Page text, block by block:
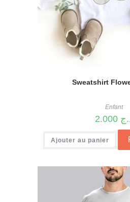
Sweatshirt
Enfant
2.000
Ajouter au panier